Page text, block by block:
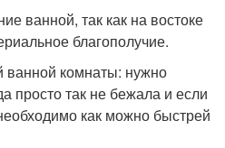
ванной, так как на востоке
благополучие.
комнаты: нужно
просто так не бежала и если
как можно быстрей